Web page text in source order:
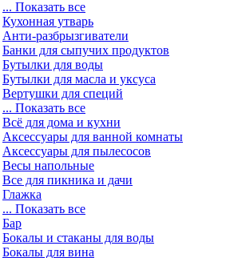
... Показать все
Кухонная утварь
Анти-разбрызгиватели
Банки для сыпучих продуктов
Бутылки для воды
Бутылки для масла и уксуса
Вертушки для специй
... Показать все
Всё для дома и кухни
Аксессуары для ванной комнаты
Аксессуары для пылесосов
Весы напольные
Все для пикника и дачи
Глажка
... Показать все
Бар
Бокалы и стаканы для воды
Бокалы для вина